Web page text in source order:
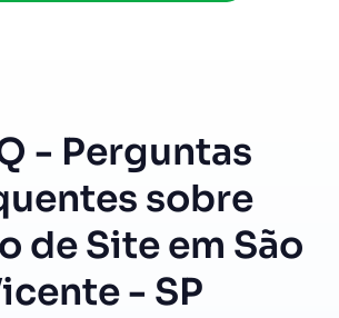
- Perguntas
sobre
de Site em São
- SP